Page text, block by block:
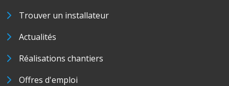
Trouver un installateur
Actualités
Réalisations chantiers
Offres d'emploi